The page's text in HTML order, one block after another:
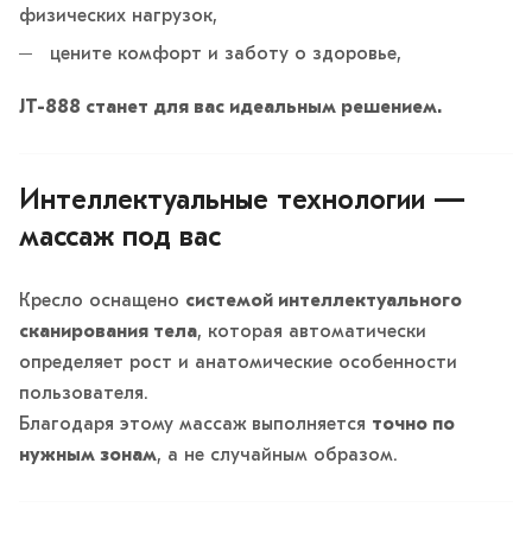
физических нагрузок,
цените комфорт и заботу о здоровье,
JT-888 станет для вас идеальным решением.
Интеллектуальные технологии —
массаж под вас
Кресло оснащено системой интеллектуального
сканирования тела, которая автоматически
определяет рост и анатомические особенности
пользователя.
Благодаря этому массаж выполняется точно по
нужным зонам, а не случайным образом.